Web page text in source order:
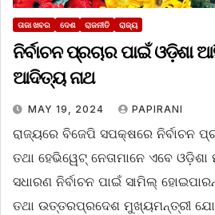
ତାଜା ଖବର ଦେଶ ରାଜନୀତି ରାଜ୍ୟ
ନିର୍ବାଚନ ପ୍ରଚାର ପାଇଁ ଓଡ଼ିଶା
ଆଦିତ୍ୟ ନାଥ
MAY 19, 2024 PAPIRANI
ରାଜ୍ୟରେ ବିଜେପି ସପକ୍ଷରେ ନିର୍ବାଚନ
ତଥା ହେଭିୱେଟ୍ ନେତାମାନେ ଏବେ ଓଡ଼ିଶା
ସଧାରଣ ନିର୍ବାଚନ ପାଇଁ ସାମିଲ୍
ତଥା ଉତ୍ତରପ୍ରଦେଶ ମୁଖ୍ୟମନ୍ତ୍ରୀ